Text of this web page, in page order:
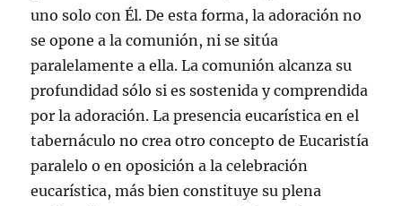
uno solo con Él. De esta forma, la adoración no
se opone a la comunión, ni se sitúa
paralelamente a ella. La comunión alcanza su
profundidad sólo si es sostenida y comprendida
por la adoración. La presencia eucarística en el
tabernáculo no crea otro concepto de Eucaristía
paralelo o en oposición a la celebración
eucarística, más bien constituye su plena